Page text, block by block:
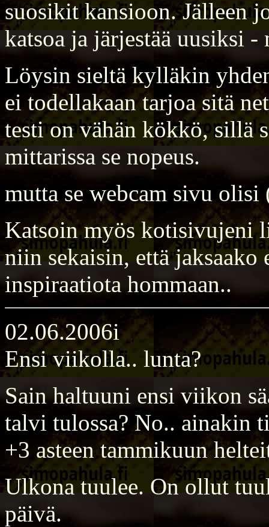
suosikit kansioon. Jälleen
katsoa ja järjestää uusiksi
Löysin sieltä kylläkin
ei todellakaan tarjoa sitä
testi on vähän kökkö, sillä
mittarissa se nopeus.
mutta se webcam sivu
Katsoin myös kotisivujeni
niin sekaisin, että jaksaako
inspiraatiota hommaan..
02.06.2006i
Ensi viikolla.. lunta?
Sain haltuuni ensi viikon
talvi tulossa? No.. ainakin
+3 asteen tammikuun
Ulkona tuulee. On ollut
päivä.